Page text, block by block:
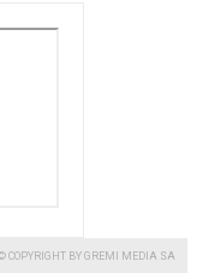
COPYRIGHT BY GREMI MEDIA SA